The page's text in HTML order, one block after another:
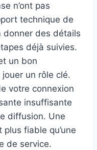
n’ont pas
technique de
donner des détails
déjà suivies.
un bon
un rôle clé.
votre connexion
insuffisante
diffusion. Une
fiable qu’une
de service.